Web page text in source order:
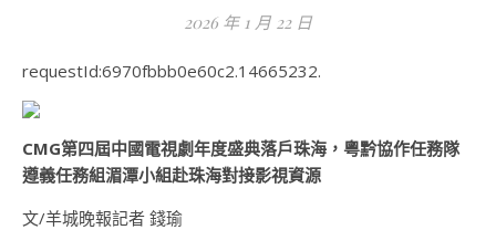
2026 年 1 月 22 日
requestId:6970fbbb0e60c2.14665232.
CMG第四屆中國電視劇年度盛典落戶珠海，粵黔協作任務隊
遵義任務組湄潭小組赴珠海對接影視資源
文/羊城晚報記者 錢瑜